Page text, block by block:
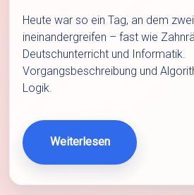
Heute war so ein Tag, an dem
ineinandergreifen – fast wie
Deutschunterricht und Informatik.
Vorgangsbeschreibung und
Logik.
Weiterlesen